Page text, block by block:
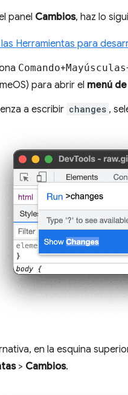
panel Cambios, haz lo
Herramientas para
Comando+Mayúsculas
para abrir el menú
a escribir changes ,
en la esquina
> Cambios.